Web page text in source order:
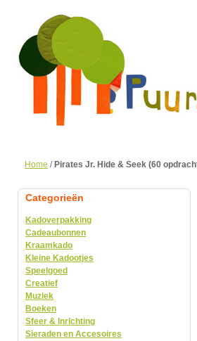
Home / Pirates Jr. Hide & Seek (60
Categorieën
Kadoverpakking
Cadeaubonnen
Kraamkado
Kleine Kadootjes
Speelgoed
Creatief
Muziek
Boeken
Sfeer & Inrichting
Sieraden en Accesoires